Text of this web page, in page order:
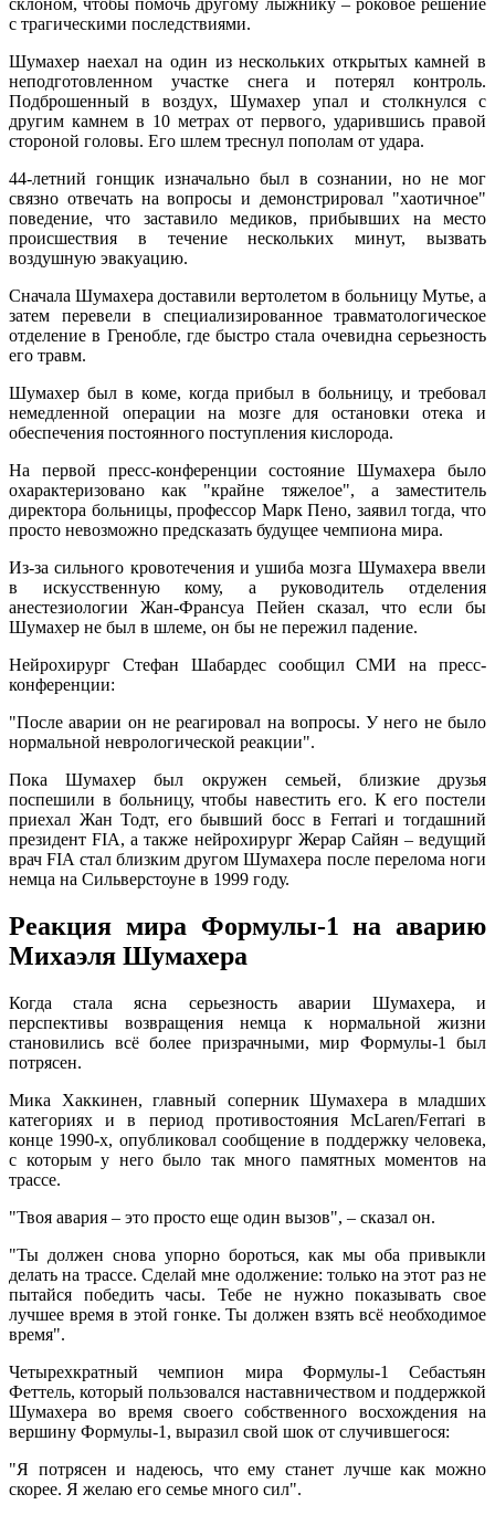
склоном, чтобы помочь другому лыжнику – роковое решение
с трагическими последствиями.
Шумахер наехал на один из нескольких открытых камней в
неподготовленном участке снега и потерял контроль.
Подброшенный в воздух, Шумахер упал и столкнулся с
другим камнем в 10 метрах от первого, ударившись правой
стороной головы. Его шлем треснул пополам от удара.
44-летний гонщик изначально был в сознании, но не мог
связно отвечать на вопросы и демонстрировал "хаотичное"
поведение, что заставило медиков, прибывших на место
происшествия в течение нескольких минут, вызвать
воздушную эвакуацию.
Сначала Шумахера доставили вертолетом в больницу Мутье, а
затем перевели в специализированное травматологическое
отделение в Гренобле, где быстро стала очевидна серьезность
его травм.
Шумахер был в коме, когда прибыл в больницу, и требовал
немедленной операции на мозге для остановки отека и
обеспечения постоянного поступления кислорода.
На первой пресс-конференции состояние Шумахера было
охарактеризовано как "крайне тяжелое", а заместитель
директора больницы, профессор Марк Пено, заявил тогда, что
просто невозможно предсказать будущее чемпиона мира.
Из-за сильного кровотечения и ушиба мозга Шумахера ввели
в искусственную кому, а руководитель отделения
анестезиологии Жан-Франсуа Пейен сказал, что если бы
Шумахер не был в шлеме, он бы не пережил падение.
Нейрохирург Стефан Шабардес сообщил СМИ на пресс-
конференции:
"После аварии он не реагировал на вопросы. У него не было
нормальной неврологической реакции".
Пока Шумахер был окружен семьей, близкие друзья
поспешили в больницу, чтобы навестить его. К его постели
приехал Жан Тодт, его бывший босс в Ferrari и тогдашний
президент FIA, а также нейрохирург Жерар Сайян – ведущий
врач FIA стал близким другом Шумахера после перелома ноги
немца на Сильверстоуне в 1999 году.
Реакция мира Формулы-1 на аварию
Михаэля Шумахера
Когда стала ясна серьезность аварии Шумахера, и
перспективы возвращения немца к нормальной жизни
становились всё более призрачными, мир Формулы-1 был
потрясен.
Мика Хаккинен, главный соперник Шумахера в младших
категориях и в период противостояния McLaren/Ferrari в
конце 1990-х, опубликовал сообщение в поддержку человека,
с которым у него было так много памятных моментов на
трассе.
"Твоя авария – это просто еще один вызов", – сказал он.
"Ты должен снова упорно бороться, как мы оба привыкли
делать на трассе. Сделай мне одолжение: только на этот раз не
пытайся победить часы. Тебе не нужно показывать свое
лучшее время в этой гонке. Ты должен взять всё необходимое
время".
Четырехкратный чемпион мира Формулы-1 Себастьян
Феттель, который пользовался наставничеством и поддержкой
Шумахера во время своего собственного восхождения на
вершину Формулы-1, выразил свой шок от случившегося:
"Я потрясен и надеюсь, что ему станет лучше как можно
скорее. Я желаю его семье много сил".